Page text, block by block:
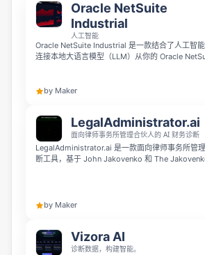
Oracle NetSuite
Industrial
人工智能
Oracle NetSuite Industrial 是一款结合了人工智
连接本地大语言模型（LLM）从你的 Oracle
by Maker
LegalAdministrator.ai
面向律师事务所管理合伙人的 AI 财务诊断
LegalAdministrator.ai 是一款面向律师事务所管
断工具，基于 John Jakovenko 和 The
by Maker
Vizora AI
诊断数据，构建智能。